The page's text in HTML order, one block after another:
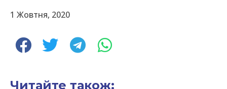
1 Жовтня, 2020
Читайте також: